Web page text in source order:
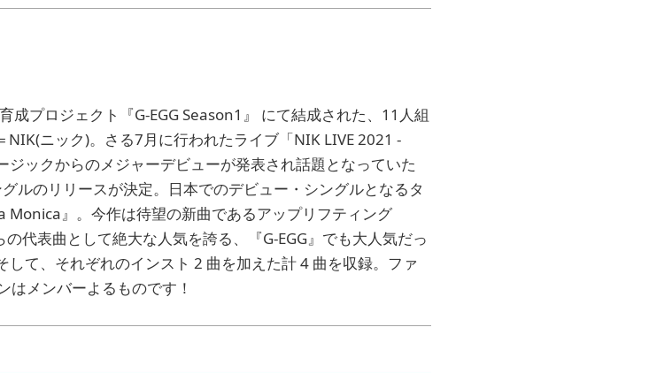
プロジェクト『G-EGG Season1』 にて結成された、11人組
ニック)。さる7月に行われたライブ「NIK LIVE 2021 -
ジックからのメジャーデビューが発表され話題となっていた
ルのリリースが決定。日本でのデビュー・シングルとなるタ
』。今作は待望の新曲であるアップリフティング
代表曲として絶大な人気を誇る、『G-EGG』でも大人気だっ
て、それぞれのインスト 2 曲を加えた計 4 曲を収録。ファ
メンバーよるものです！